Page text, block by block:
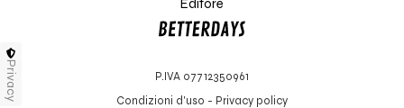
Editore
P.IVA 07712350961
Condizioni d'uso - Privacy policy
Privacy